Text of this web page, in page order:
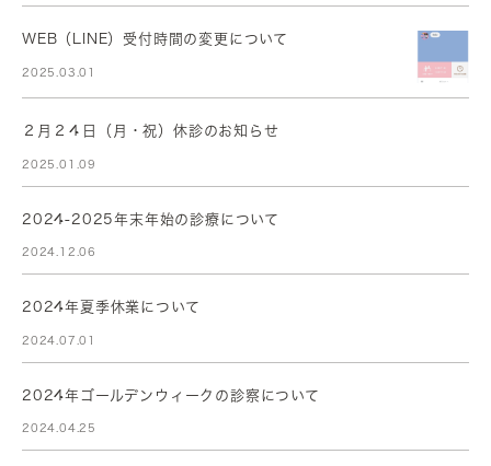
WEB（LINE）受付時間の変更について
2025.03.01
２月２４日（月・祝）休診のお知らせ
2025.01.09
2024-2025年末年始の診療について
2024.12.06
2024年夏季休業について
2024.07.01
2024年ゴールデンウィークの診察について
2024.04.25